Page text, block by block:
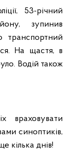
53-річний
зупинив
транспортний
На щастя, в
Водій також
враховувати
синоптиків,
кілька днів!